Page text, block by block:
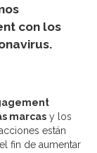
con los
marcas y los
están
fin de aumentar